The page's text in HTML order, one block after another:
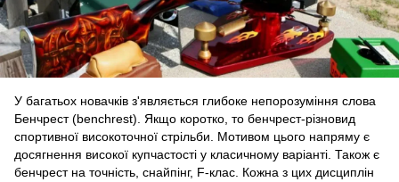
У багатьох новачків з'являється глибоке непорозуміння слова
Бенчрест (benchrest). Якщо коротко, то бенчрест-різновид
спортивної високоточної стрільби. Мотивом цього напряму є
досягнення високої купчастості у класичному варіанті. Також є
бенчрест на точність, снайпінг, F-клас. Кожна з цих дисциплін